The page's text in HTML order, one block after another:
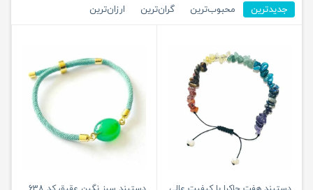
جدیدترین محبوب‌ترین گران‌ترین ارزان‌ترین